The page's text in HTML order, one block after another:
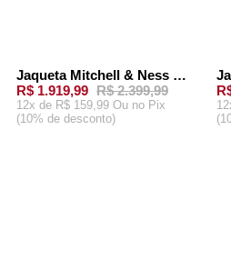
-20%
Jaqueta Mitchell & Ness Oversized Varsity Full-Snap Chicago Bulls Preta
R$ 1.919,99 R$ 2.399,99
12x de R$ 159,99 Ou no Pix
(10% de desconto)